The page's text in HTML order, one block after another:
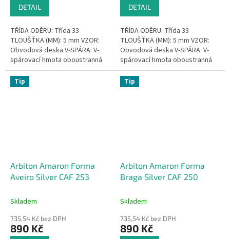
DETAIL
TŘÍDA ODĚRU: Třída 33
TLOUŠŤKA (MM): 5 mm VZOR:
Obvodová deska V-SPÁRA: V-
spárovací hmota oboustranná
VODOTĚSNÝ: Voděodolnost
ŽÁDNÉ...
DETAIL
TŘÍDA ODĚRU: Třída 33
TLOUŠŤKA (MM): 5 mm VZOR:
Obvodová deska V-SPÁRA: V-
spárovací hmota oboustranná
VODOTĚSNÝ: Voděodolnost
ŽÁDNÉ...
Tip
Arbiton Amaron Forma
Aveiro Silver CAF 253
Skladem
735,54 Kč bez DPH
890 Kč
Tip
Arbiton Amaron Forma
Braga Silver CAF 250
Skladem
735,54 Kč bez DPH
890 Kč